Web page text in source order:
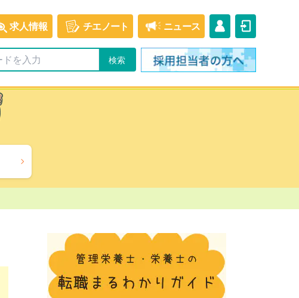
求人情報 チエノート ニュース